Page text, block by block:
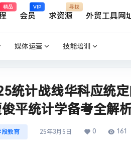
精品
会员
VIP
求资源
寻找
外贸工具网
媒体运营 技能培训
统计战线华科应统
平统计学备考全解
段教育 25年3月5日 0 161